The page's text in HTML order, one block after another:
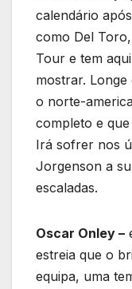
calendário
como Del
Tour e tem
mostrar.
o norte-
completo e
Irá sofrer nos
Jorgenson a
escaladas.
Oscar Onley –
estreia que o
equipa, uma